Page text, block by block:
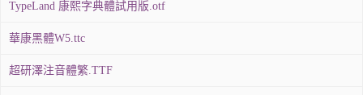
TypeLand 康熙字典體試用版.otf
華康黑體W5.ttc
超研澤注音體繁.TTF